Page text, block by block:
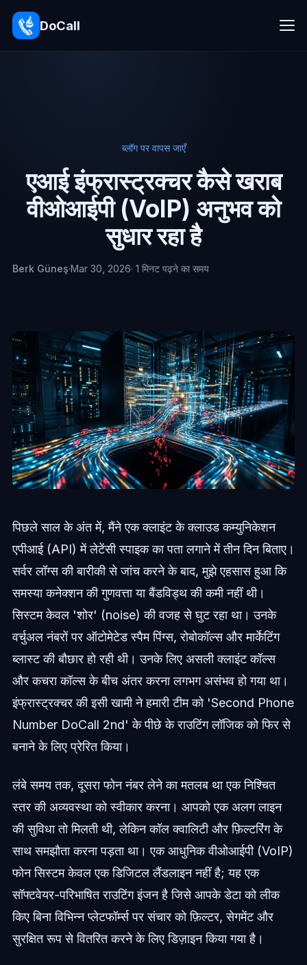
DoCall
ब्लॉग पर वापस जाएँ
एआई इंफ्रास्ट्रक्चर कैसे खराब
वीओआईपी (VoIP) अनुभव को
सुधार रहा है
Berk Güneş·Mar 30, 2026· 1 मिनट पढ़ने का समय
पिछले साल के अंत में, मैंने एक क्लाइंट के क्लाउड कम्युनिकेशन
एपीआई (API) में लेटेंसी स्पाइक का पता लगाने में तीन दिन बिताए।
सर्वर लॉग्स की बारीकी से जांच करने के बाद, मुझे एहसास हुआ कि
समस्या कनेक्शन की गुणवत्ता या बैंडविड्थ की कमी नहीं थी।
सिस्टम केवल 'शोर' (noise) की वजह से घुट रहा था। उनके
वर्चुअल नंबरों पर ऑटोमेटेड स्पैम पिंग्स, रोबोकॉल्स और मार्केटिंग
ब्लास्ट की बौछार हो रही थी। उनके लिए असली क्लाइंट कॉल्स
और कचरा कॉल्स के बीच अंतर करना लगभग असंभव हो गया था।
इंफ्रास्ट्रक्चर की इसी खामी ने हमारी टीम को 'Second Phone
Number DoCall 2nd' के पीछे के राउटिंग लॉजिक को फिर से
बनाने के लिए प्रेरित किया।
लंबे समय तक, दूसरा फोन नंबर लेने का मतलब था एक निश्चित
स्तर की अव्यवस्था को स्वीकार करना। आपको एक अलग लाइन
की सुविधा तो मिलती थी, लेकिन कॉल क्वालिटी और फ़िल्टरिंग के
साथ समझौता करना पड़ता था। एक आधुनिक वीओआईपी (VoIP)
फोन सिस्टम केवल एक डिजिटल लैंडलाइन नहीं है; यह एक
सॉफ्टवेयर-परिभाषित राउटिंग इंजन है जिसे आपके डेटा को लीक
किए बिना विभिन्न प्लेटफॉर्म्स पर संचार को फ़िल्टर, सेगमेंट और
सुरक्षित रूप से वितरित करने के लिए डिज़ाइन किया गया है।